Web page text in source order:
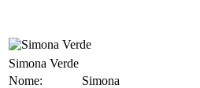
Simona Verde
Nome:
Simona